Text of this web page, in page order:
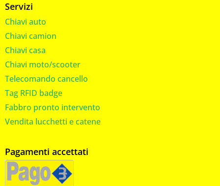
Servizi
Chiavi auto
Chiavi camion
Chiavi casa
Chiavi moto/scooter
Telecomando cancello
Tag RFID badge
Fabbro pronto intervento
Vendita lucchetti e catene
Pagamenti accettati